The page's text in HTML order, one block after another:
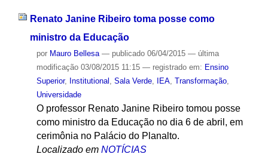
Renato Janine Ribeiro toma posse como
ministro da Educação
por Mauro Bellesa — publicado06/04/2015 — última
modificação03/08/2015 11:15 — registrado em: Ensino
Superior, Institutional Sala Verde, IEA, Transformação,
Universidade
O professor Renato Janine Ribeiro tomou posse
como ministro da Educação no dia 6 de abril, em
cerimônia no Palácio do Planalto.
Localizado em NOTÍCIAS